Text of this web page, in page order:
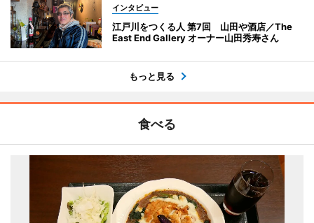
インタビュー
江戸川をつくる人 第7回 山田や酒店／The
East End Gallery オーナー山田秀寿さん
もっと見る
食べる